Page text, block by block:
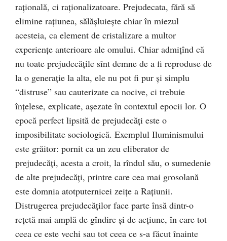
raţională, ci raţionalizatoare. Prejudecata, fără să
elimine raţiunea, sălăşluieşte chiar în miezul
acesteia, ca element de cristalizare a multor
experienţe anterioare ale omului. Chiar admiţînd că
nu toate prejudecăţile sînt demne de a fi reproduse de
la o generaţie la alta, ele nu pot fi pur şi simplu
“distruse” sau cauterizate ca nocive, ci trebuie
înţelese, explicate, aşezate în contextul epocii lor. O
epocă perfect lipsită de prejudecăţi este o
imposibilitate sociologică. Exemplul Iluminismului
este grăitor: pornit ca un zeu eliberator de
prejudecăţi, acesta a croit, la rîndul său, o sumedenie
de alte prejudecăţi, printre care cea mai grosolană
este domnia atotputernicei zeiţe a Raţiunii.
Distrugerea prejudecăţilor face parte însă dintr-o
reţetă mai amplă de gîndire şi de acţiune, în care tot
ceea ce este vechi sau tot ceea ce s-a făcut înainte